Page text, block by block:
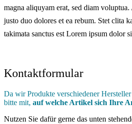
magna aliquyam erat, sed diam voluptua.
justo duo dolores et ea rebum. Stet clita
takimata sanctus est Lorem ipsum dolor
Kontaktformular
Da wir Produkte verschiedener
bitte mit, auf welche Artikel sich Ihre
Nutzen Sie dafür gerne das unten